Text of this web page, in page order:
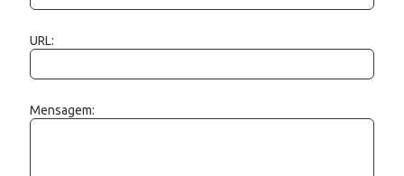
URL:
Mensagem: